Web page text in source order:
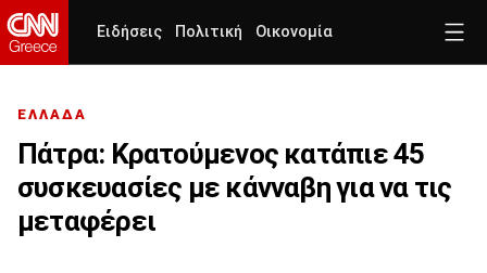
Ειδήσεις Πολιτική Οικονομία
ΕΛΛΑΔΑ
Πάτρα: Κρατούμενος κατάπιε 45
συσκευασίες με κάνναβη για να τις
μεταφέρει